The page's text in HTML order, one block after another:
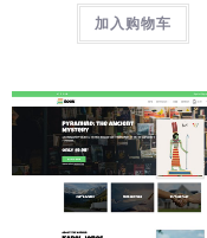
加入购物车